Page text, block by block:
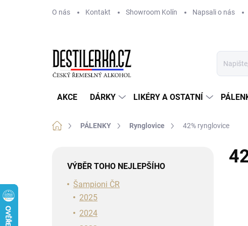
O nás Kontakt Showroom Kolín Napsali o nás
AKCE DÁRKY LIKÉRY A OSTATNÍ
Domů PÁLENKY Rynglovice 42% rynglovice
VÝBĚR TOHO NEJLEPŠÍHO
Šampioni ČR
2025
2024